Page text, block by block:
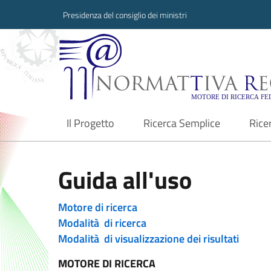
Presidenza del consiglio dei ministri
Normattiva
Il Progetto
current Ricerca Semplice
Guida all'uso
Motore di ricerca
Modalità di ricerca
Modalità di visualizzazione dei risultati
MOTORE DI RICERCA